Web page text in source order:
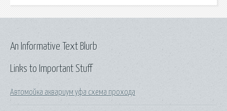
Links to Important Stuff
Автомойка аквариум уфа схема прохода
An Informative Text Blurb